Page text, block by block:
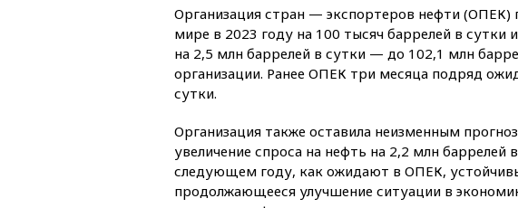
Организация стран — экспортеров нефти (ОПЕК)
мире в 2023 году на 100 тысяч баррелей в сутки
на 2,5 млн баррелей в сутки — до 102,1 млн
организации. Ранее ОПЕК три месяца подряд
сутки.
Организация также оставила неизменным
увеличение спроса на нефть на 2,2 млн
следующем году, как ожидают в ОПЕК,
продолжающееся улучшение ситуации в